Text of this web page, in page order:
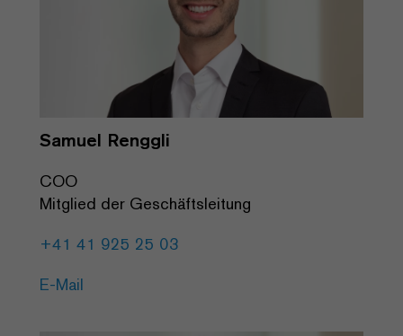
Samuel Renggli
COO
Mitglied der Geschäftsleitung
+41 41 925 25 03
E-Mail